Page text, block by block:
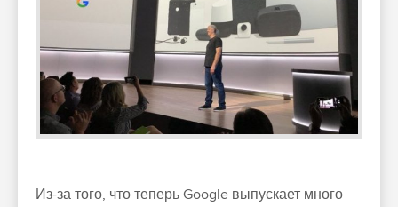
Из-за того, что теперь Google выпускает много